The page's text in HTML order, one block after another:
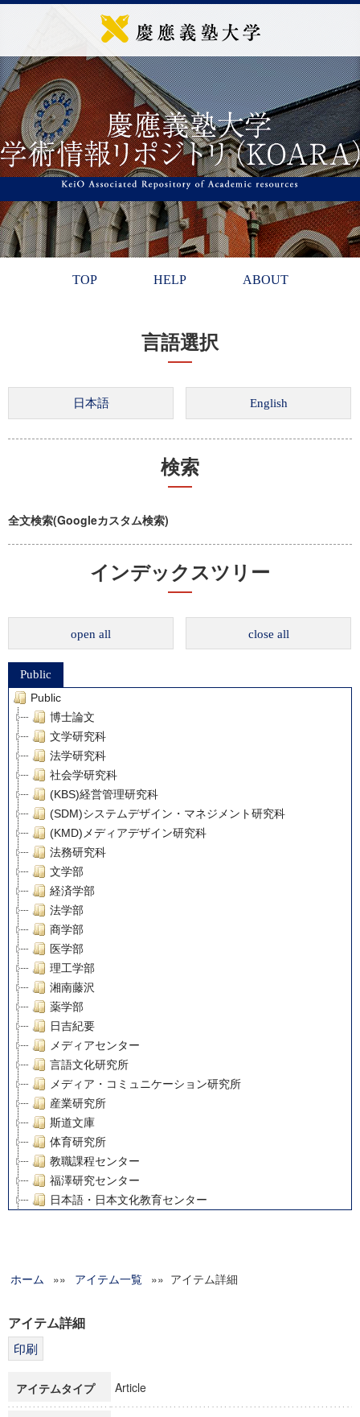
TOP HELP ABOUT
言語選択
検索
全文検索(Googleカスタム検索)
インデックスツリー
open all close all
Public
Public
博士論文
文学研究科
法学研究科
社会学研究科
(KBS)経営管理研究科
(SDM)システムデザイン・マネジメント研究科
(KMD)メディアデザイン研究科
法務研究科
文学部
経済学部
法学部
商学部
医学部
理工学部
湘南藤沢
薬学部
日吉紀要
メディアセンター
言語文化研究所
メディア・コミュニケーション研究所
産業研究所
斯道文庫
体育研究所
教職課程センター
福澤研究センター
日本語・日本文化教育センター
グローバルリサーチインスティテュート
科学研究費補助金研究成果報告書
博士課程教育リーディングプログラム「超成熟社会発展のサ
ホーム »» アイテム一覧 »» アイテム詳細
アイテム詳細
アイテムタイプ Article